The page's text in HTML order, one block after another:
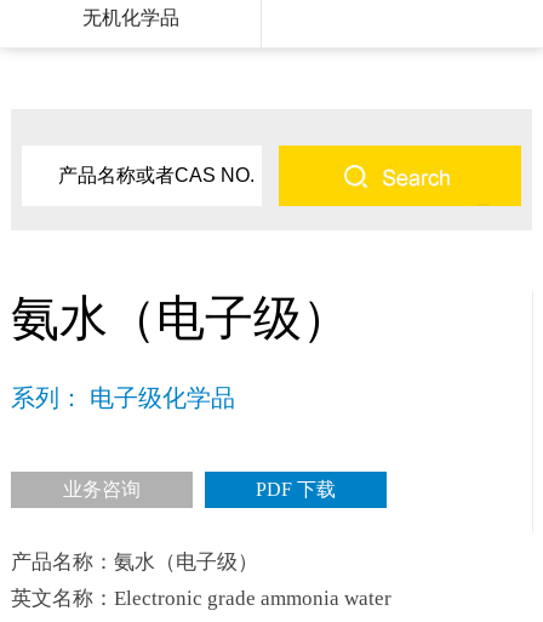
无机化学品
氨水（电子级）
系列： 电子级化学品
业务咨询 PDF 下载
产品名称：氨水（电子级）
英文名称：Electronic grade ammonia water